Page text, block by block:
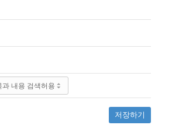
저장하기